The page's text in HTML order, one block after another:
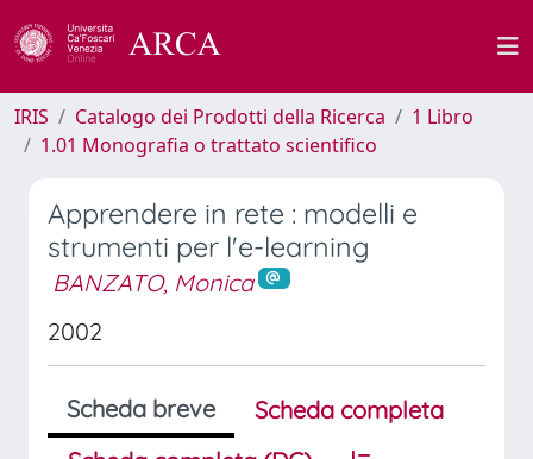
IRIS Catalogo dei Prodotti della Ricerca
1 Libro
1.01 Monografia o trattato scientifico
Apprendere in rete : modelli e
strumenti per l'e-learning
BANZATO, Monica
2002
Scheda breve
Scheda completa